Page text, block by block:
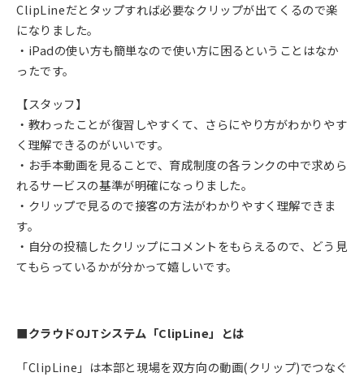
ClipLineだとタップすれば必要なクリップが出てくるので楽
になりました。
・iPadの使い方も簡単なので使い方に困るということはなか
ったです。
【スタッフ】
・教わったことが復習しやすくて、さらにやり方がわかりやす
く理解できるのがいいです。
・お手本動画を見ることで、育成制度の各ランクの中で求めら
れるサービスの基準が明確になっりました。
・クリップで見るので接客の方法がわかりやすく理解できま
す。
・自分の投稿したクリップにコメントをもらえるので、どう見
てもらっているかが分かって嬉しいです。
■クラウドOJTシステム「ClipLine」とは
「ClipLine」は本部と現場を双方向の動画(クリップ)でつなぐ